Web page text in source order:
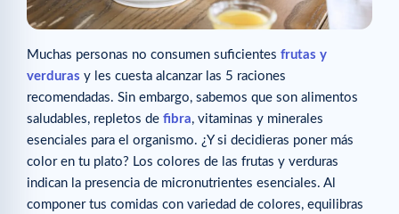
Muchas personas no consumen suficientes frutas y
verduras y les cuesta alcanzar las 5 raciones
recomendadas. Sin embargo, sabemos que son alimentos
saludables, repletos de fibra, vitaminas y minerales
esenciales para el organismo. ¿Y si decidieras poner más
color en tu plato? Los colores de las frutas y verduras
indican la presencia de micronutrientes esenciales. Al
componer tus comidas con variedad de colores, equilibras